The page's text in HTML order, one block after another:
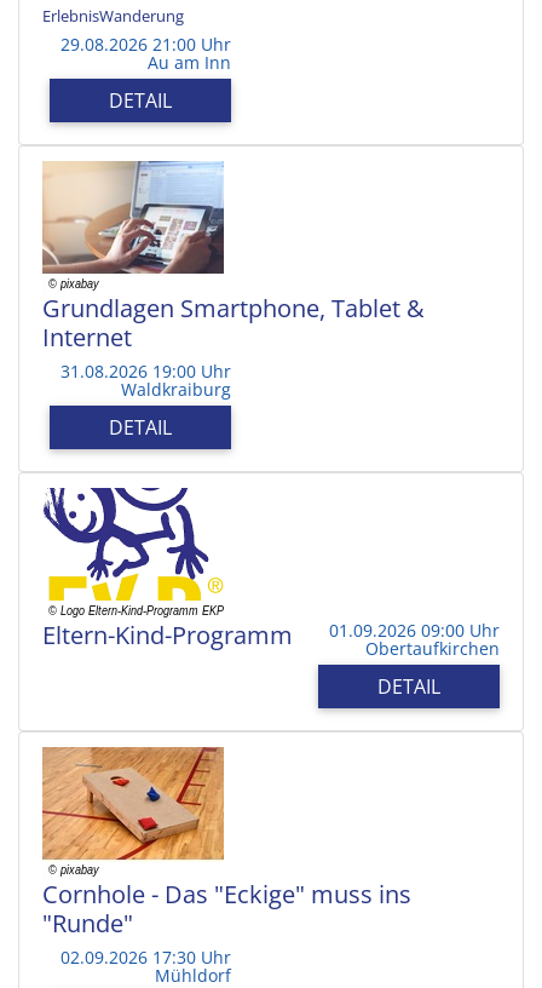
ErlebnisWanderung
29.08.2026 21:00 Uhr
Au am Inn
DETAIL
Grundlagen Smartphone, Tablet &
Internet
31.08.2026 19:00 Uhr
Waldkraiburg
DETAIL
Eltern-Kind-Programm 01.09.2026 09:00 Uhr
Obertaufkirchen
DETAIL
Cornhole - Das "Eckige" muss ins
"Runde"
02.09.2026 17:30 Uhr
Mühldorf